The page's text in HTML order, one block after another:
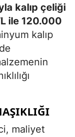
kalıp çeliği
ile 120.000
kalıp
maliyet